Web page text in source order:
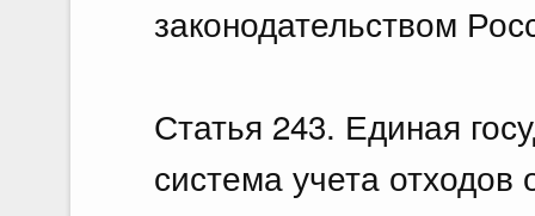
законодательством
Статья 243. Единая
система учета отходов